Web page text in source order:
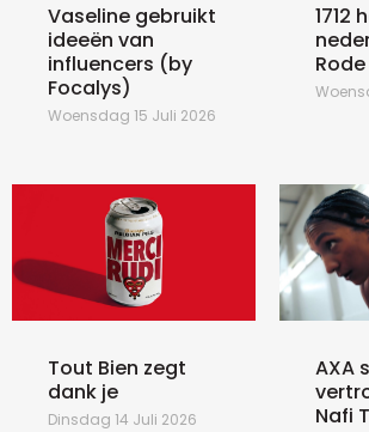
Vaseline gebruikt
ideeën van
influencers (by
Focalys)
Woensdag 15 Juli 2026
1712
Tout Bien zegt
dank je
Dinsdag 14 Juli 2026
AXA
Nafi